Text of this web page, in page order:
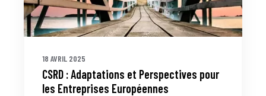
18 AVRIL 2025
CSRD : Adaptations et Perspectives pour
les Entreprises Européennes